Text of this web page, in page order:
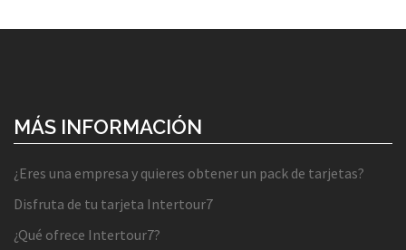
MÁS INFORMACIÓN
¿Eres una empresa y quieres obtener un pack de tarjetas?
Disfruta de tu tarjeta Intertour7
¿Qué ofrece Intertour7?